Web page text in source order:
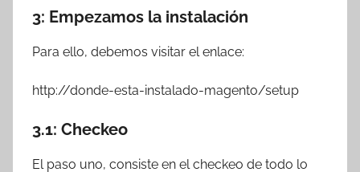
3: Empezamos la instalación
Para ello, debemos visitar el enlace:
http://donde-esta-instalado-magento/setup
3.1: Checkeo
El paso uno, consiste en el checkeo de todo lo